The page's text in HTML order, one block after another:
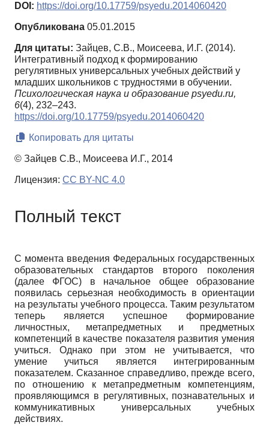
DOI: https://doi.org/10.17759/psyedu.2014060420
Опубликована 05.01.2015
Для цитаты: Зайцев, С.В., Моисеева, И.Г. (2014).
Интегративный подход к формированию
регулятивных универсальных учебных действий у
младших школьников с трудностями в обучении.
Психологическая наука и образование psyedu.ru,
6(4), 232–243.
https://doi.org/10.17759/psyedu.2014060420
Копировать для цитаты
© Зайцев С.В., Моисеева И.Г., 2014
Лицензия: CC BY-NC 4.0
Полный текст
С момента введения Федеральных государственных
образовательных стандартов второго поколения
(далее ФГОС) в начальное общее образование
появилась серьезная необходимость в ориентации
на результаты учебного процесса. Таким результатом
теперь является успешное формирование
личностных, метапредметных и предметных
компетенций в качестве показателя развития умения
учиться. Однако при этом не учитывается, что
умение учиться является интегрированным
показателем. Сказанное справедливо, прежде всего,
по отношению к метапредметным компетенциям,
проявляющимся в регулятивных, познавательных и
коммуникативных универсальных учебных
действиях.